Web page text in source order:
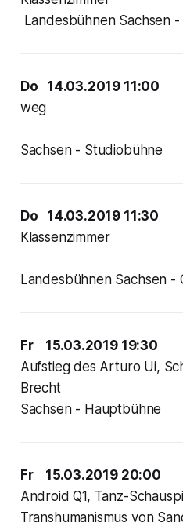
Landesbühnen Sachsen
Do 14.03.2019 11:00
Sachsen - Studiobühne
Do 14.03.2019 11:30
Landesbühnen Sachsen
Fr 15.03.2019 19:30
Aufstieg des Arturo Ui,
Brecht
Sachsen - Hauptbühne
Fr 15.03.2019 20:00
Android Q1, Tanz-
Transhumanismus von